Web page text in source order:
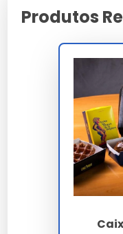
segurança
Council cadeia
brasileiro
inclui iFood
com branding
Pantone seis
branqueado.
Para qualificação
FSC CoC cadeia
D642 e ECT
formadora 1000h,
Produtos